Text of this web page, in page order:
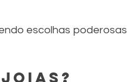
escolhas poderosas